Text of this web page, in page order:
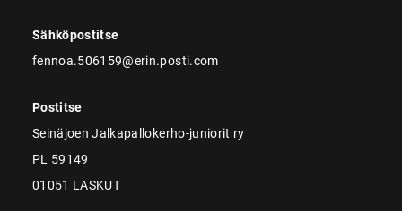
Sähköpostitse
fennoa.506159@erin.posti.com
Postitse
Seinäjoen Jalkapallokerho-juniorit ry
PL 59149
01051 LASKUT